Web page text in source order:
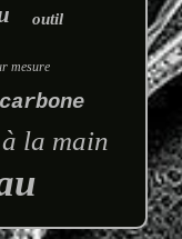
outil
mesure
carbone
la main